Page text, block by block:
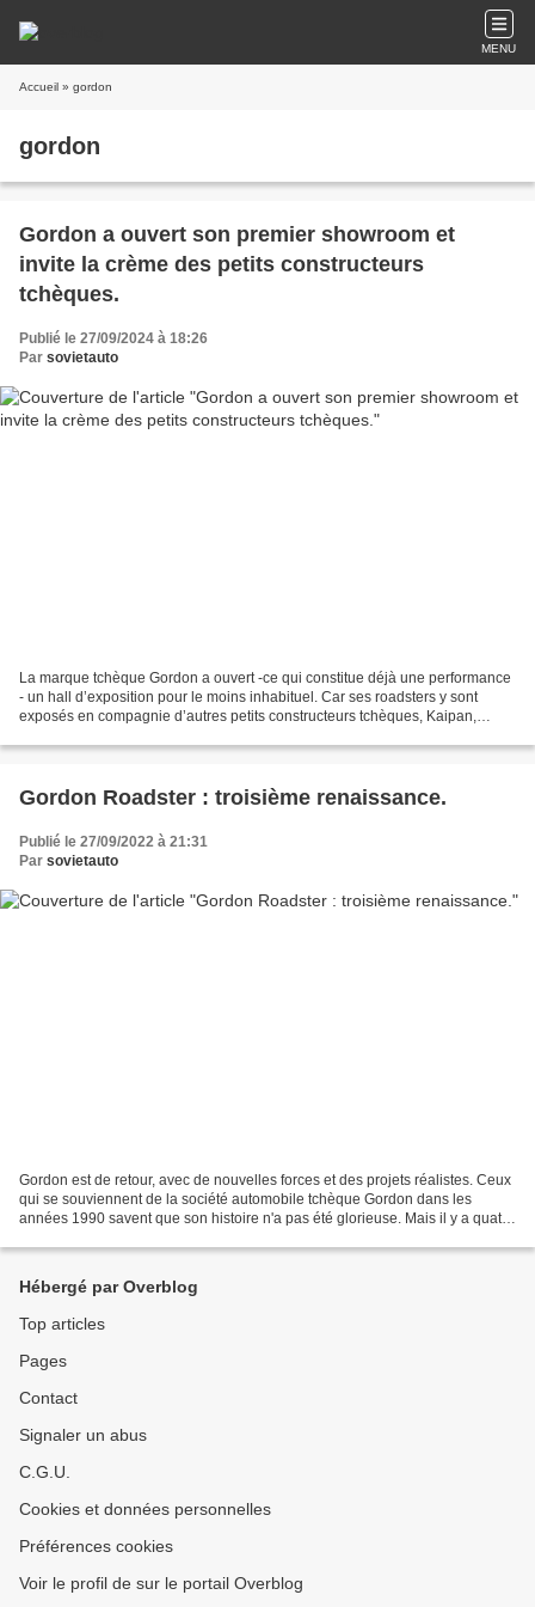
MENU
Accueil » gordon
gordon
Gordon a ouvert son premier showroom et
invite la crème des petits constructeurs
tchèques.
Publié le 27/09/2024 à 18:26
Par sovietauto
La marque tchèque Gordon a ouvert -ce qui constitue déjà une performance
- un hall d’exposition pour le moins inhabituel. Car ses roadsters y sont
exposés en compagnie d’autres petits constructeurs tchèques, Kaipan,
Gordon Roadster : troisième renaissance.
Publié le 27/09/2022 à 21:31
Par sovietauto
Gordon est de retour, avec de nouvelles forces et des projets réalistes. Ceux
qui se souviennent de la société automobile tchèque Gordon dans les
années 1990 savent que son histoire n'a pas été glorieuse. Mais il y a quatre
Hébergé par Overblog
Top articles
Pages
Contact
Signaler un abus
C.G.U.
Cookies et données personnelles
Préférences cookies
Voir le profil de sur le portail Overblog